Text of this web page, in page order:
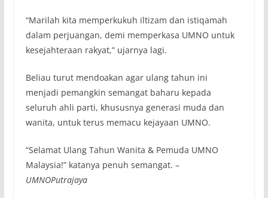
“Marilah kita memperkukuh iltizam dan istiqamah
dalam perjuangan, demi memperkasa UMNO untuk
kesejahteraan rakyat,” ujarnya lagi.
Beliau turut mendoakan agar ulang tahun ini
menjadi pemangkin semangat baharu kepada
seluruh ahli parti, khususnya generasi muda dan
wanita, untuk terus memacu kejayaan UMNO.
“Selamat Ulang Tahun Wanita & Pemuda UMNO
Malaysia!” katanya penuh semangat. –
UMNOPutrajaya